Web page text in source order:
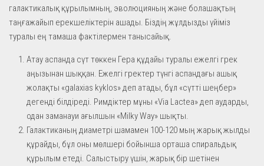
галактикалық құрылымның, эволюцияның және болашақтың
таңғажайып ерекшеліктерін ашады. Біздің жұлдызды үйіміз
туралы ең тамаша фактілермен танысайық.
Атау аспанда сүт төккен Гера құдайы туралы ежелгі грек
аңызынан шыққан. Ежелгі гректер түнгі аспандағы ашық
жолақты «galaxias kyklos» деп атады, бұл «сүтті шеңбер»
дегенді білдіреді. Римдіктер мұны «Via Lactea» деп аударды,
одан заманауи ағылшын «Milky Way» шықты.
Галактиканың диаметрі шамамен 100-120 мың жарық жылды
құрайды, бұл оны мөлшері бойынша орташа спиральдық
құрылым етеді. Салыстыру үшін, жарық бір шетінен